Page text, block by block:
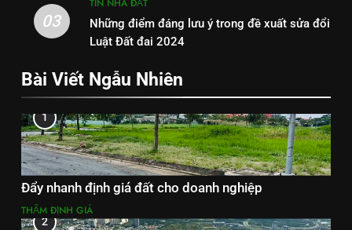
03
Những điểm đáng lưu ý trong đề xuất sửa đổi
Luật Đất đai 2024
Bài Viết Ngẫu Nhiên
1
Đẩy nhanh định giá đất cho doanh nghiệp
THẨM ĐỊNH GIÁ
2